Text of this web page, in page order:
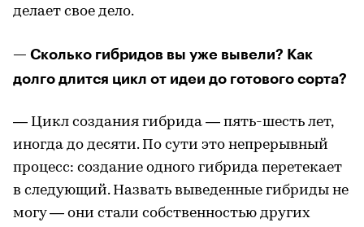
делает свое дело.
— Сколько гибридов вы уже вывели? Как
долго длится цикл от идеи до готового сорта?
— Цикл создания гибрида — пять-шесть лет,
иногда до десяти. По сути это непрерывный
процесс: создание одного гибрида перетекает
в следующий. Назвать выведенные гибриды не
могу — они стали собственностью других